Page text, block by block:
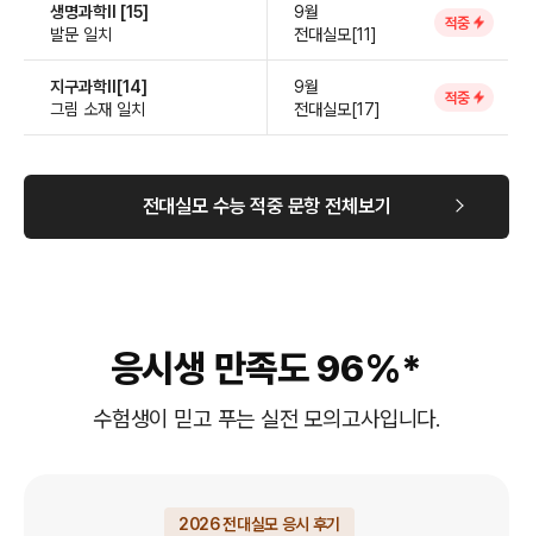
생명과학Ⅱ [15]
발문 일치
9월
전대실모[11]
적중
지구과학Ⅱ[14]
그림 소재 일치
9월
전대실모[17]
적중
전대실모 수능 적중 문항 전체보기
응시생 만족도 96%*
수험생이 믿고 푸는 실전 모의고사입니다.
2026 전대실모 응시 후기